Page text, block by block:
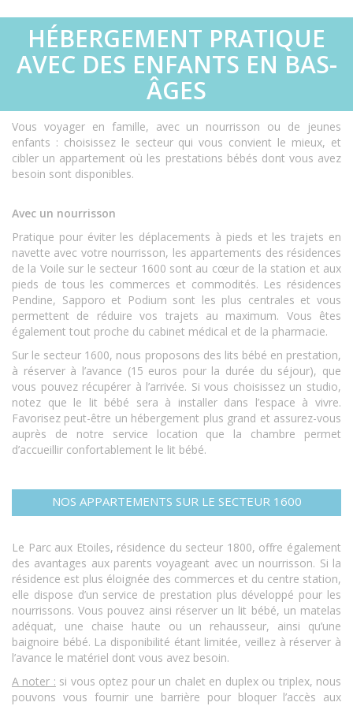
HÉBERGEMENT PRATIQUE
AVEC DES ENFANTS EN BAS-
ÂGES
Vous voyager en famille, avec un nourrisson ou de jeunes
enfants : choisissez le secteur qui vous convient le mieux, et
cibler un appartement où les prestations bébés dont vous avez
besoin sont disponibles.
Avec un nourrisson
Pratique pour éviter les déplacements à pieds et les trajets en
navette avec votre nourrisson, les appartements des résidences
de la Voile sur le secteur 1600 sont au cœur de la station et aux
pieds de tous les commerces et commodités. Les résidences
Pendine, Sapporo et Podium sont les plus centrales et vous
permettent de réduire vos trajets au maximum. Vous êtes
également tout proche du cabinet médical et de la pharmacie.
Sur le secteur 1600, nous proposons des lits bébé en prestation,
à réserver à l’avance (15 euros pour la durée du séjour), que
vous pouvez récupérer à l’arrivée. Si vous choisissez un studio,
notez que le lit bébé sera à installer dans l’espace à vivre.
Favorisez peut-être un hébergement plus grand et assurez-vous
auprès de notre service location que la chambre permet
d’accueillir confortablement le lit bébé.
NOS APPARTEMENTS SUR LE SECTEUR 1600
Le Parc aux Etoiles, résidence du secteur 1800, offre également
des avantages aux parents voyageant avec un nourrisson. Si la
résidence est plus éloignée des commerces et du centre station,
elle dispose d’un service de prestation plus développé pour les
nourrissons. Vous pouvez ainsi réserver un lit bébé, un matelas
adéquat, une chaise haute ou un rehausseur, ainsi qu’une
baignoire bébé. La disponibilité étant limitée, veillez à réserver à
l’avance le matériel dont vous avez besoin.
A noter : si vous optez pour un chalet en duplex ou triplex, nous
pouvons vous fournir une barrière pour bloquer l’accès aux